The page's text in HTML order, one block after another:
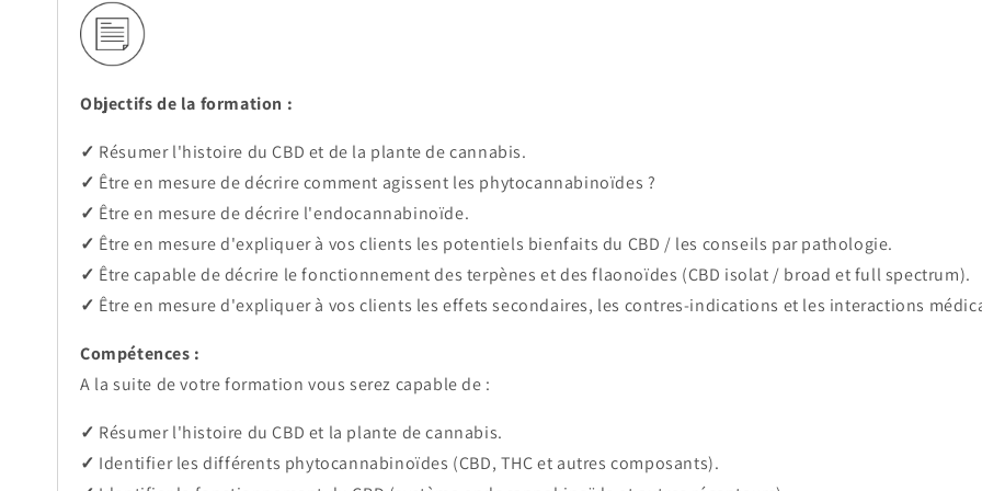
Objectifs de la formation :
✓ Résumer l'histoire du CBD et de la plante de cannabis.
✓ Être en mesure de décrire comment agissent les phytocannabinoïdes ?
✓ Être en mesure de décrire l'endocannabinoïde.
✓ Être en mesure d'expliquer à vos clients les potentiels bienfaits du CBD / les conseils par pathologie.
✓ Être capable de décrire le fonctionnement des terpènes et des flaonoïdes (CBD isolat / broad et full spectrum).
✓ Être en mesure d'expliquer à vos clients les effets secondaires, les contres-indications et les interactions
Compétences :
A la suite de votre formation vous serez capable de :
✓ Résumer l'histoire du CBD et la plante de cannabis.
✓ Identifier les différents phytocannabinoïdes (CBD, THC et autres composants).